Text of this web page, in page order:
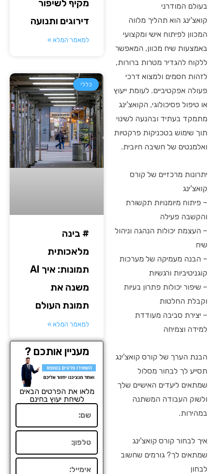
בעולם המודרני
קואצ'ינג הוא תהליך מלווה
המכוון לפיתוח אישי ומקצועי
באמצעות שיח מכוון, המאפשר
ללקוח להגדיר מטרות ברורות,
לזהות חסמים ולמצוא דרכי
פעולה אפקטיביים. לעומת ייעוץ
או טיפול פסיכולוגי, הקואצ'ינג
מתמקד בעתיד ובהנעה לשינוי
תוך שימוש בטכניקות פרקטיות
ואלמנטים של חשיבה חיובית.
יתרונות מרכזיים של קורס
קואצ'ינג
– פיתוח מיומנויות תקשורת
והקשבה פעילה
– העצמת יכולות הנהגה וניהול
שיח
– הבנה מעמיקה של מערכות
קוגניטיביות ורגשיות
– שיפור יכולות פתרון בעיות
וקבלת החלטות
– יצירת סביבה מעודדת
למידה וצמיחה
הבנת הערך של קורס קואצ'ינג
תסייע לך לבחור מסלול
שמתאים ליעדים האישיים שלך
ולשוק העבודה המשתנה
במהירות.
איך לבחור קורס קואצ'ינג
שמתאים לך? גורמים שחשוב
לבחון
מקיף לשיפור
דירוגים ותנועה
למאמר המלא »
כללי
# בינה
מלאכותית
תמונות: איך AI
משנה את
תמונת העולם
למאמר המלא »
מעניין אותכם ?
מלאו את הפרטים הבאים
לשיחת יעוץ בחינם